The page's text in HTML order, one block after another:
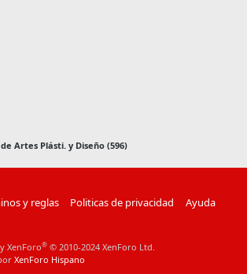
Artes Plásti. y Diseño (596)
y reglas Politicas de privacidad
Ayuda
XenForo® © 2010-2024 XenForo Ltd.
XenForo Hispano